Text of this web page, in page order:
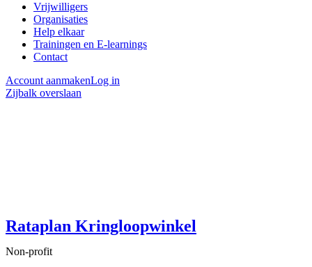
Vrijwilligers
Organisaties
Help elkaar
Trainingen en E-learnings
Contact
Account aanmakenLog in
Zijbalk overslaan
Rataplan Kringloopwinkel
Non-profit